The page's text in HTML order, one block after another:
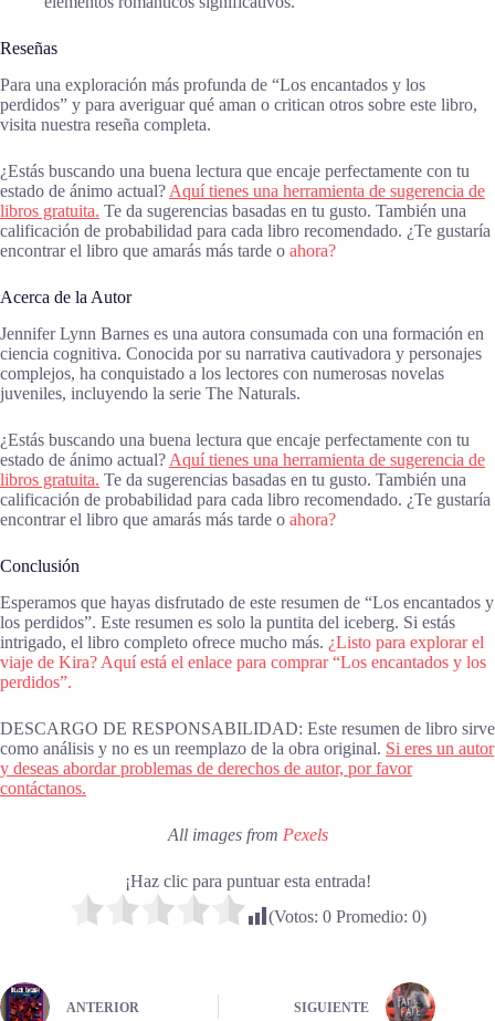
Reseñas
Para una exploración más profunda de “Los encantados y los
perdidos” y para averiguar qué aman o critican otros sobre este libro,
visita nuestra reseña completa.
¿Estás buscando una buena lectura que encaje perfectamente con tu
estado de ánimo actual? Aquí tienes una herramienta de sugerencia de
libros gratuita. Te da sugerencias basadas en tu gusto. También una
calificación de probabilidad para cada libro recomendado. ¿Te gustaría
encontrar el libro que amarás más tarde o ahora?
Acerca de la Autor
Jennifer Lynn Barnes es una autora consumada con una formación en
ciencia cognitiva. Conocida por su narrativa cautivadora y personajes
complejos, ha conquistado a los lectores con numerosas novelas
juveniles, incluyendo la serie The Naturals.
¿Estás buscando una buena lectura que encaje perfectamente con tu
estado de ánimo actual? Aquí tienes una herramienta de sugerencia de
libros gratuita. Te da sugerencias basadas en tu gusto. También una
calificación de probabilidad para cada libro recomendado. ¿Te gustaría
encontrar el libro que amarás más tarde o ahora?
Conclusión
Esperamos que hayas disfrutado de este resumen de “Los encantados y
los perdidos”. Este resumen es solo la puntita del iceberg. Si estás
intrigado, el libro completo ofrece mucho más. ¿Listo para explorar el
viaje de Kira? Aquí está el enlace para comprar “Los encantados y los
perdidos”.
DESCARGO DE RESPONSABILIDAD: Este resumen de libro sirve
como análisis y no es un reemplazo de la obra original. Si eres un autor
y deseas abordar problemas de derechos de autor, por favor
contáctanos.
All images from Pexels
¡Haz clic para puntuar esta entrada!
(Votos: 0Promedio: 0)
ANTERIOR SIGUIENTE